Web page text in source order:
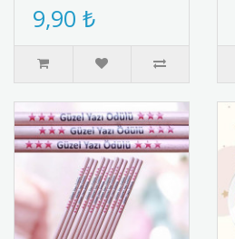
özel olarak tasarlanmış bu
rozet, eğitim sürecini de..
9,90 ₺